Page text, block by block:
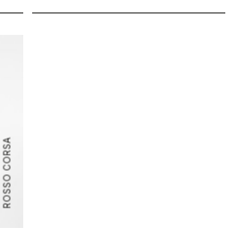
ROSSO CORSA